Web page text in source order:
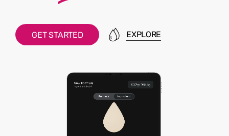
GETSTARTED EXPLORE